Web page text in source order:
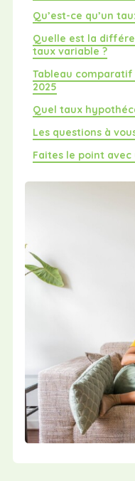
Qu’est-ce qu’un
Quelle est la
taux variable ?
Tableau
2025
Quel taux
Les questions à
Faites le point